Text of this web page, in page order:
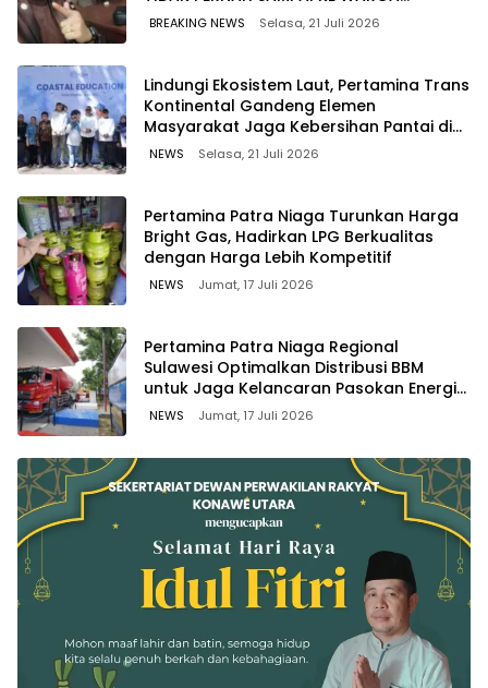
WAWOONE!
BREAKING NEWS Selasa, 21 Juli 2026
Lindungi Ekosistem Laut, Pertamina Trans
Kontinental Gandeng Elemen
Masyarakat Jaga Kebersihan Pantai di
Bitung, Sulawesi
NEWS Selasa, 21 Juli 2026
Pertamina Patra Niaga Turunkan Harga
Bright Gas, Hadirkan LPG Berkualitas
dengan Harga Lebih Kompetitif
NEWS Jumat, 17 Juli 2026
Pertamina Patra Niaga Regional
Sulawesi Optimalkan Distribusi BBM
untuk Jaga Kelancaran Pasokan Energi
di Seluruh Wilayah Sulawesi
NEWS Jumat, 17 Juli 2026